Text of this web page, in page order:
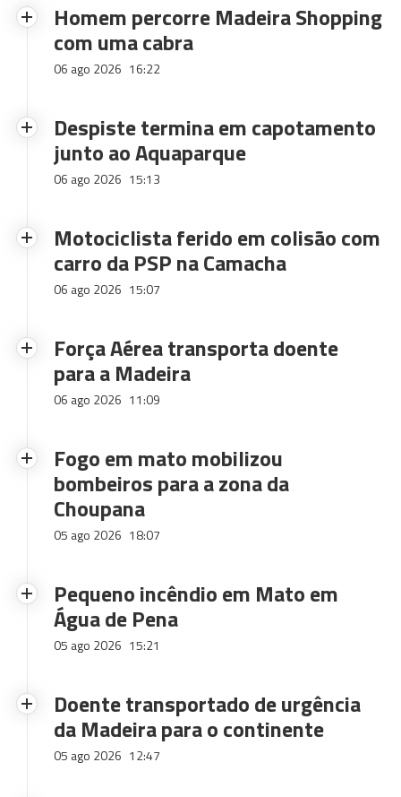
Homem percorre Madeira Shopping
com uma cabra
06 ago 2026 16:22
Despiste termina em capotamento
junto ao Aquaparque
06 ago 2026 15:13
Motociclista ferido em colisão com
carro da PSP na Camacha
06 ago 2026 15:07
Força Aérea transporta doente
para a Madeira
06 ago 2026 11:09
Fogo em mato mobilizou
bombeiros para a zona da
Choupana
05 ago 2026 18:07
Pequeno incêndio em Mato em
Água de Pena
05 ago 2026 15:21
Doente transportado de urgência
da Madeira para o continente
05 ago 2026 12:47